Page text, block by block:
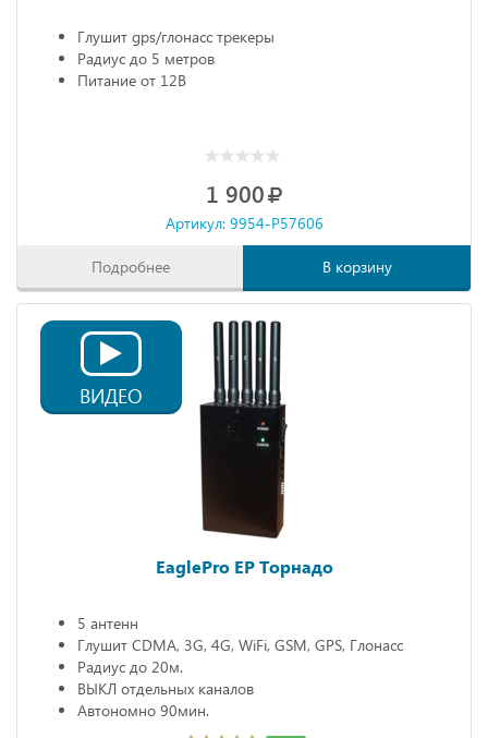
Глушит gps/глонасс трекеры
Радиус до 5 метров
Питание от 12В
1 900
Артикул: 9954-P57606
Подробнее В корзину
ВИДЕО
EaglePro EP Торнадо
5 антенн
Глушит CDMA, 3G, 4G, WiFi, GSM, GPS, Глонасс
Радиус до 20м.
ВЫКЛ отдельных каналов
Автономно 90мин.